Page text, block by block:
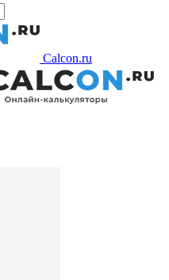
Calcon.ru